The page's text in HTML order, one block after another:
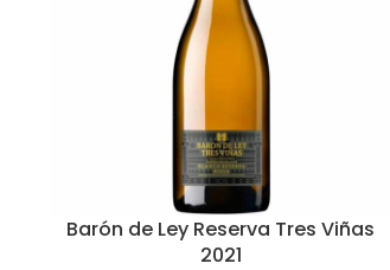
Barón de Ley Reserva Tres Viñas
2021